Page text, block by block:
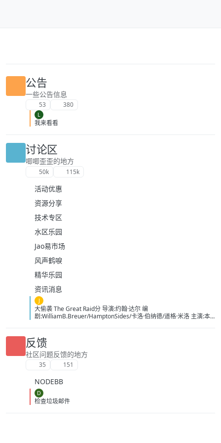
公告
一些公告信息
53 380
L
我来看看
讨论区
唧唧歪歪的地方
50k 115k
活动优惠
资源分享
技术专区
水区乐园
Jao易市场
风声鹤唳
精华乐园
资讯消息
J
大偷袭 The Great Raid分 导演:约翰·达尔 编
剧:WilliamB.Breuer/HamptonSides/卡洛·伯纳德/道格·米洛 主演:本
曼辛托斯/杰里米·卡拉汉/ScottMcLean/保罗·蒙塔尔班/克莱恩·克劳福
德/萨姆·沃辛顿/RoystonInnes/卢克·佩格勒/代尔·戴/杰罗姆·埃勒斯/布
雷特·塔克/KristianSchmid/瓦维克·杨/TimCampbell/马特·多兰/约瑟夫
·费因斯/马尔顿·索克斯/罗根·马歇尔-格林/尼古拉斯·贝尔/肯尼·道提/克
里斯托弗·詹姆斯·贝克/康妮·尼尔森/娜塔莉·杰克逊·门多萨/原丽淇/奥
泉原丰/保罗·纳高奇/DavidChamberlain/宇佐美慎吾/塞萨尔·蒙塔
诺/RichardJoson/KennethMoraleda/卓丹·李/里昂·福德/马修·纽
顿/JacksonRaine/道格拉斯·麦克阿瑟/富兰克林·德拉诺·罗斯福/艾德琳·
冈野/HidekiTojo 类型:剧情/动作/战争 制片国家/地区:美国/澳大利亚
反馈
社区问题反馈的地方
35 151
NODEBB
D
检查垃圾邮件